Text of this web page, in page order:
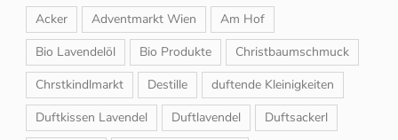
Acker Adventmarkt Wien
Am Hof
Bio Lavendelöl
Bio Produkte
Christbaumschmuck
Chrstkindlmarkt
Destille
duftende Kleinigkeiten
Duftkissen Lavendel
Duftlavendel
Duftsackerl